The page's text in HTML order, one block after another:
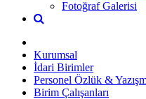
Fotoğraf Galerisi
Kurumsal
İdari Birimler
Personel Özlük &
Birim Çalışanları